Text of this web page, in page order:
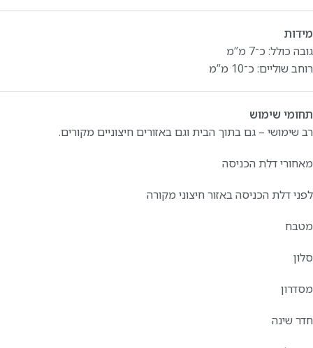
מידות
גובה כולל: כ־7 מ”מ
רוחב שוליים: כ־10 מ”מ
תחומי שימוש
רב שימושי – גם בתוך הבית וגם באזורים חיצוניים מקורים.
מאחורי דלת הכניסה
לפני דלת הכניסה באזור חיצוני מקורה
מטבח
סלון
מסדרון
חדר שינה